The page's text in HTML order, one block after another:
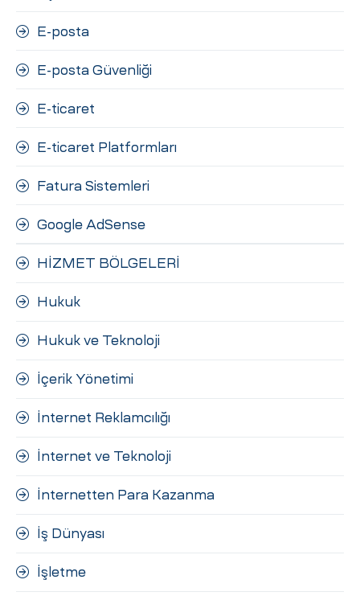
E-posta
E-posta Güvenliği
E-ticaret
E-ticaret Platformları
Fatura Sistemleri
Google AdSense
HİZMET BÖLGELERİ
Hukuk
Hukuk ve Teknoloji
İçerik Yönetimi
İnternet Reklamcılığı
İnternet ve Teknoloji
İnternetten Para Kazanma
İş Dünyası
İşletme